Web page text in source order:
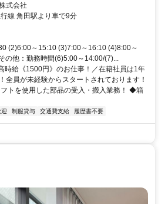
スタートされております！
式会社
線 角田駅より車で9分
(2)6:00～15:10 (3)7:00～16:10 (4)8:00～
の他：勤務時間(6)5:00～14:00/(7)...
時給《1500円》のお仕事！／在籍社員は1年
全員が未経験からスタートされております！
トを使用した部品の受入・搬入業務！ ◆箱
制服貸与 交通費支給 履歴書不要